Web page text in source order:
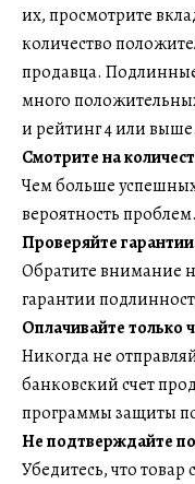
их, просмотрите
количество
продавца.
много
и рейтинг 4 или выше.
Смотрите на
Чем больше
вероятность проблем.
Проверяйте
Обратите внимание
гарантии
Оплачивайте только
Никогда не
банковский счет
программы защиты
Не подтверждайте
Убедитесь, что